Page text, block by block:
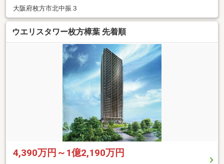
大阪府枚方市北中振３
ウエリスタワー枚方樟葉 先着順
4,390万円～1億2,190万円